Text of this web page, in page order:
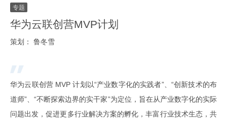
华为云联创营MVP计划
策划： 鲁冬雪
华为云联创营 MVP 计划以“产业数字化的实践者”、“创新技术的布
道师”、“不断探索边界的实干家”为定位，旨在从产业数字化的实际
问题出发，促进更多行业解决方案的孵化，丰富行业技术生态，共